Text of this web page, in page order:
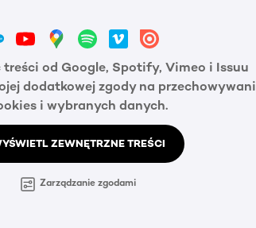
od Google, Spotify, Vimeo i Issuu
dodatkowej zgody na
i wybranych danych.
ZEWNĘTRZNE TREŚCI
Zarządzanie zgodami